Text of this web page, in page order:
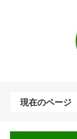
現在のページ